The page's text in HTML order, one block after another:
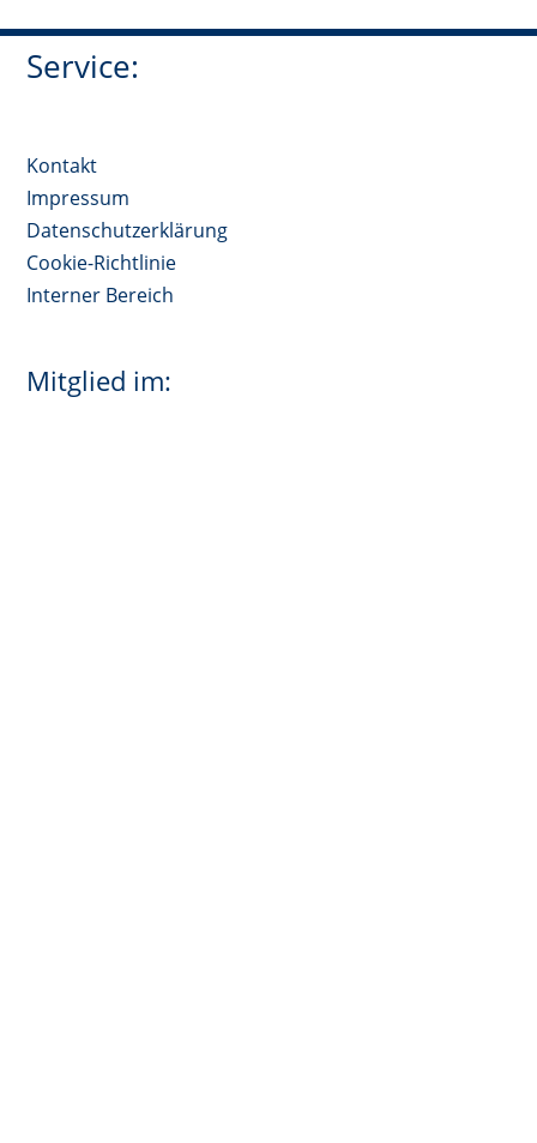
Service:
Kontakt
Impressum
Datenschutzerklärung
Cookie-Richtlinie
Interner Bereich
Mitglied im: